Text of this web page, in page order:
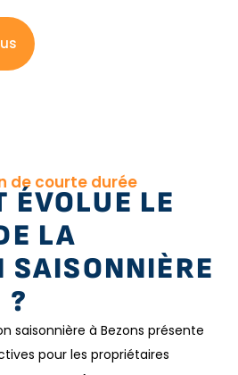
de courte durée
ÉVOLUE LE
LA
SAISONNIÈRE
?
saisonnière à Bezons présente
pour les propriétaires